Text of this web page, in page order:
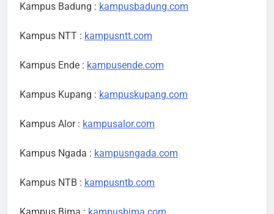
Kampus Badung : kampusbadung.com
Kampus NTT : kampusntt.com
Kampus Ende : kampusende.com
Kampus Kupang : kampuskupang.com
Kampus Alor : kampusalor.com
Kampus Ngada : kampusngada.com
Kampus NTB : kampusntb.com